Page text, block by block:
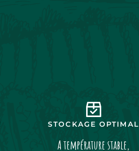
STOCKAGE OPTIMAL
A température stable,